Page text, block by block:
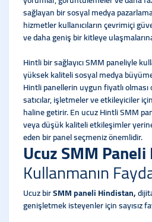
sağlayan bir sosyal medya
hizmetler kullanıcıların çevrimiçi
ve daha geniş bir kitleye
Hintli bir sağlayıcı SMM paneliyle
yüksek kaliteli sosyal medya
Hintli panellerin uygun fiyatlı olması
satıcılar, işletmeler ve etkileyiciler
haline getirir. En ucuz Hintli SMM
veya düşük kaliteli etkileşimler
eden bir panel seçmeniz önemlidir.
Ucuz SMM
Kullanmanın
Ucuz birSMM paneli Hindistan,
genişletmek isteyenler için sayısız